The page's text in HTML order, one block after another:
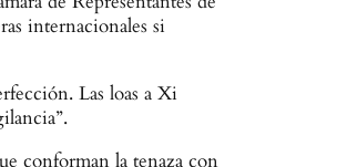
internacionales si
Las loas a Xi
conforman la tenaza con